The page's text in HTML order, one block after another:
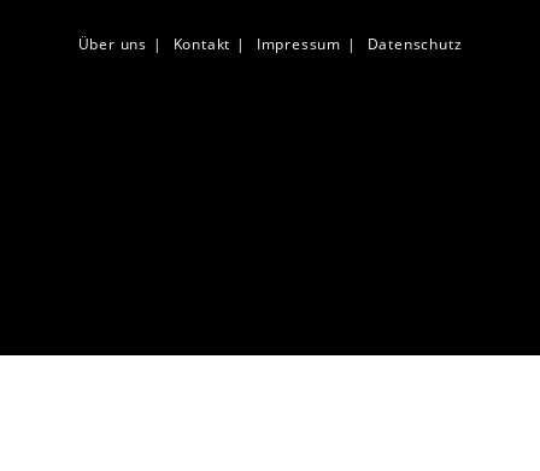
Über uns Kontakt Impressum Datenschutz